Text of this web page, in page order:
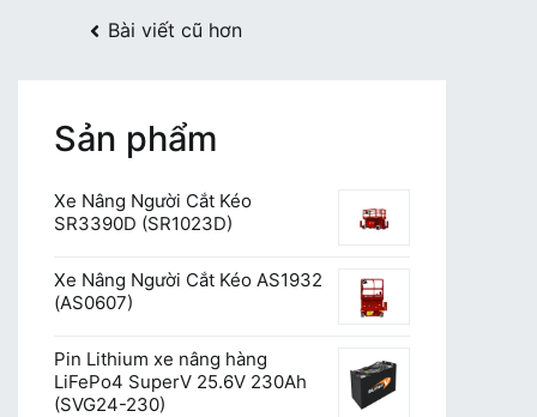
Điều
viết
Bài viết cũ hơn
Sản phẩm
Xe Nâng Người Cắt Kéo
SR3390D (SR1023D)
Xe Nâng Người Cắt Kéo AS1932
(AS0607)
Pin Lithium xe nâng hàng
LiFePo4 SuperV 25.6V 230Ah
(SVG24-230)